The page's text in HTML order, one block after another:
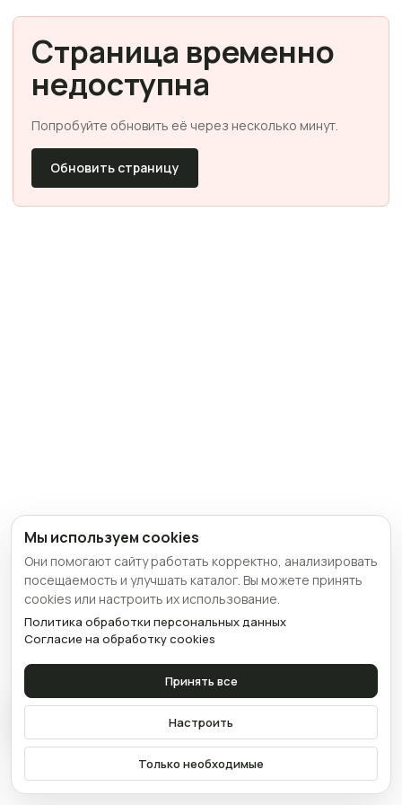
Страница временно
недоступна
Попробуйте обновить её через несколько минут.
Обновить страницу
Связаться
Мы используем cookies
Они помогают сайту работать корректно, анализировать
посещаемость и улучшать каталог. Вы можете принять
cookies или настроить их использование.
Политика обработки персональных данных
Согласие на обработку cookies
Принять все
Настроить
Только необходимые